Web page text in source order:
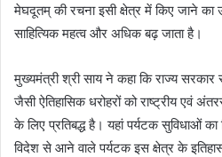
मेघदूतम् की रचना इसी क्षेत्र में किए जाने
साहित्यिक महत्व और अधिक बढ़ जाता है।
मुख्यमंत्री श्री साय ने कहा कि राज्य सरकार
जैसी ऐतिहासिक धरोहरों को राष्ट्रीय एवं
के लिए प्रतिबद्ध है। यहां पर्यटक सुविधाओं का
विदेश से आने वाले पर्यटक इस क्षेत्र के